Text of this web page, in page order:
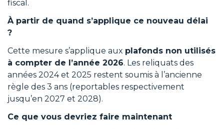
fiscal.
À partir de quand s’applique ce nouveau délai
?
Cette mesure s’applique aux plafonds non utilisés
à compter de l’année 2026. Les reliquats des
années 2024 et 2025 restent soumis à l’ancienne
règle des 3 ans (reportables respectivement
jusqu’en 2027 et 2028).
Ce que vous devriez faire maintenant